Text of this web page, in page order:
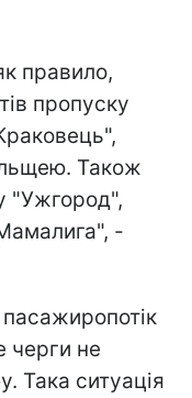
правило,
пропуску
Також
"Ужгород",
-
черги не
Така ситуація